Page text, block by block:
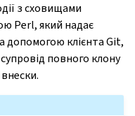
з сховищами
Perl, який надає
допомогою клієнта Git,
повного клону